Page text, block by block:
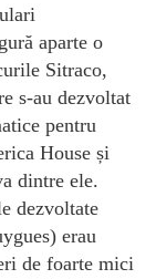
aparte o
Sitraco,
s-au dezvoltat
pentru
House și
dintre ele.
dezvoltate
erau
de foarte mici